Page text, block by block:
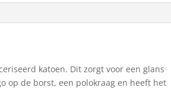
katoen. Dit zorgt voor een glans
op de borst, een polokraag en heeft het